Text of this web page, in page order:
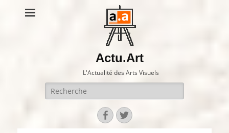
Actu.Art
L'Actualité des Arts Visuels
Recherche
pour:
Facebook
Twitter